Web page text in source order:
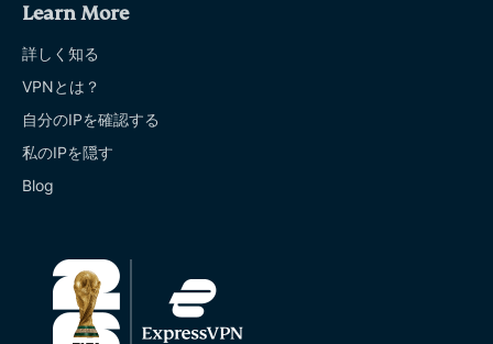
Learn More
詳しく知る
VPNとは？
自分のIPを確認する
私のIPを隠す
Blog